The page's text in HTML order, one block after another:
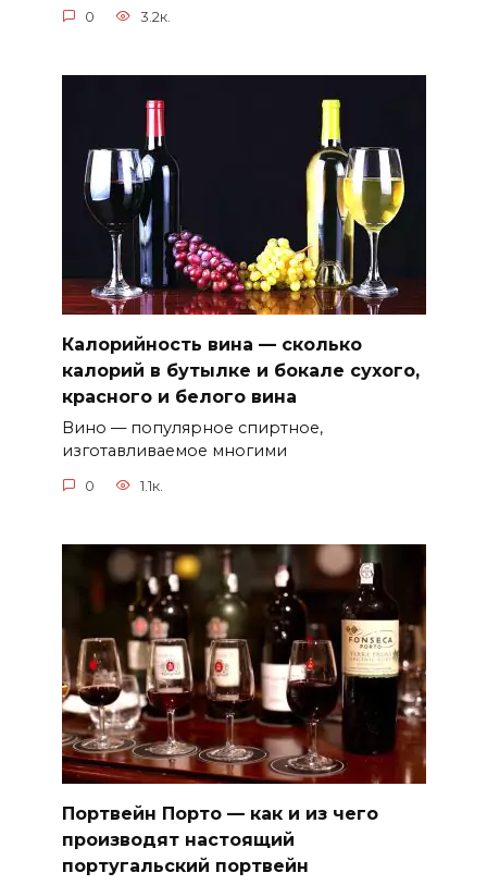
0 3.2к.
Калорийность вина — сколько
калорий в бутылке и бокале сухого,
красного и белого вина
Вино — популярное спиртное,
изготавливаемое многими
0 1.1к.
Портвейн Порто — как и из чего
производят настоящий
португальский портвейн